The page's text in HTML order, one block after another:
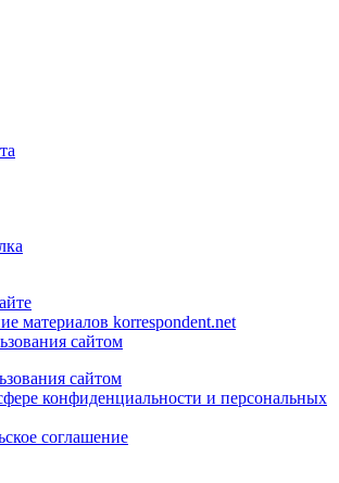
материалов korrespondent.net
сайтом
сайтом
конфиденциальности и персональных
соглашение